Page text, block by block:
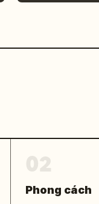
vàng
vẽ + văn bản
Phong cách